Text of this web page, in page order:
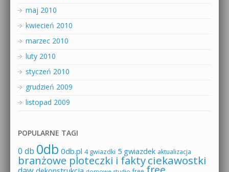
maj 2010
kwiecień 2010
marzec 2010
luty 2010
styczeń 2010
grudzień 2009
listopad 2009
POPULARNE TAGI
0 db 0db 0db.pl 4 gwiazdki 5 gwiazdek aktualizacja
branżowe ploteczki i faktyciekawostki